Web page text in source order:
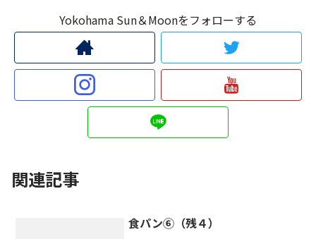
Yokohama Sun＆Moonをフォローする
関連記事
食パン⑥（残４）